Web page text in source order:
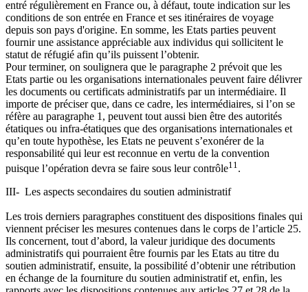
entré régulièrement en France ou, à défaut, toute indication sur les
conditions de son entrée en France et ses itinéraires de voyage
depuis son pays d'origine. En somme, les Etats parties peuvent
fournir une assistance appréciable aux individus qui sollicitent le
statut de réfugié afin qu’ils puissent l’obtenir.
Pour terminer, on soulignera que le paragraphe 2 prévoit que les
Etats partie ou les organisations internationales peuvent faire délivrer
les documents ou certificats administratifs par un intermédiaire. Il
importe de préciser que, dans ce cadre, les intermédiaires, si l’on se
réfère au paragraphe 1, peuvent tout aussi bien être des autorités
étatiques ou infra-étatiques que des organisations internationales et
qu’en toute hypothèse, les Etats ne peuvent s’exonérer de la
responsabilité qui leur est reconnue en vertu de la convention
puisque l’opération devra se faire sous leur contrôle11.
III- Les aspects secondaires du soutien administratif
Les trois derniers paragraphes constituent des dispositions finales qui
viennent préciser les mesures contenues dans le corps de l’article 25.
Ils concernent, tout d’abord, la valeur juridique des documents
administratifs qui pourraient être fournis par les Etats au titre du
soutien administratif, ensuite, la possibilité d’obtenir une rétribution
en échange de la fourniture du soutien administratif et, enfin, les